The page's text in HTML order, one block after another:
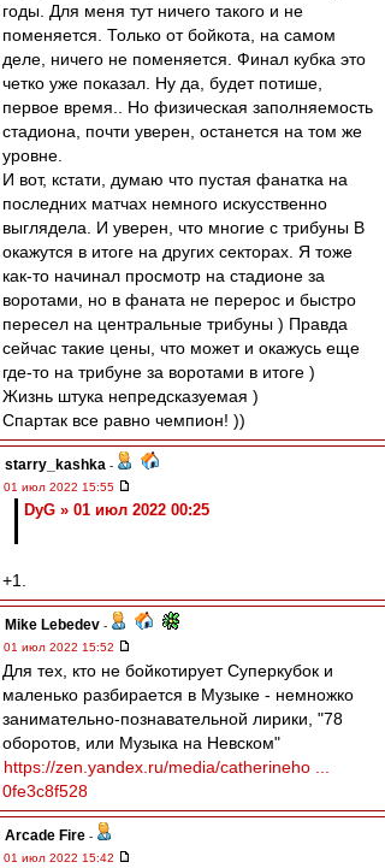
годы. Для меня тут ничего такого и не
поменяется. Только от бойкота, на самом
деле, ничего не поменяется. Финал кубка это
четко уже показал. Ну да, будет потише,
первое время.. Но физическая заполняемость
стадиона, почти уверен, останется на том же
уровне.
И вот, кстати, думаю что пустая фанатка на
последних матчах немного искусственно
выглядела. И уверен, что многие с трибуны B
окажутся в итоге на других секторах. Я тоже
как-то начинал просмотр на стадионе за
воротами, но в фаната не перерос и быстро
пересел на центральные трибуны ) Правда
сейчас такие цены, что может и окажусь еще
где-то на трибуне за воротами в итоге )
Жизнь штука непредсказуемая )
Спартак все равно чемпион! ))
starry_kashka -
01 июл 2022 15:55
DyG » 01 июл 2022 00:25
+1.
Mike Lebedev -
01 июл 2022 15:52
Для тех, кто не бойкотирует Суперкубок и
маленько разбирается в Музыке - немножко
занимательно-познавательной лирики, "78
оборотов, или Музыка на Невском"
https://zen.yandex.ru/media/catherineho ...
0fe3c8f528
Arcade Fire -
01 июл 2022 15:42